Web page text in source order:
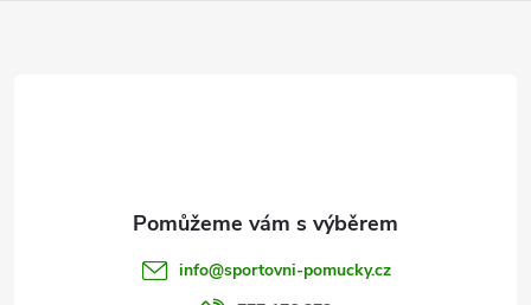
info@sportovni-pomucky.cz